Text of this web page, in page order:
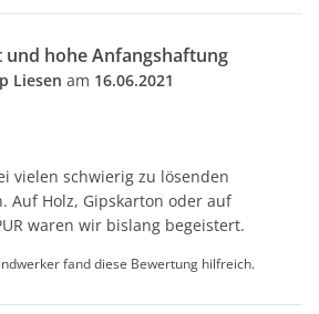
und hohe Anfangshaftung
Liesen am 16.06.2021
vielen schwierig zu lösenden
Auf Holz, Gipskarton oder auf
waren wir bislang begeistert.
fand diese Bewertung hilfreich.